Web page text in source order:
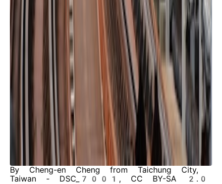
By Cheng-en Cheng from Taichung City,
Taiwan - DSC_7001, CC BY-SA 2.0